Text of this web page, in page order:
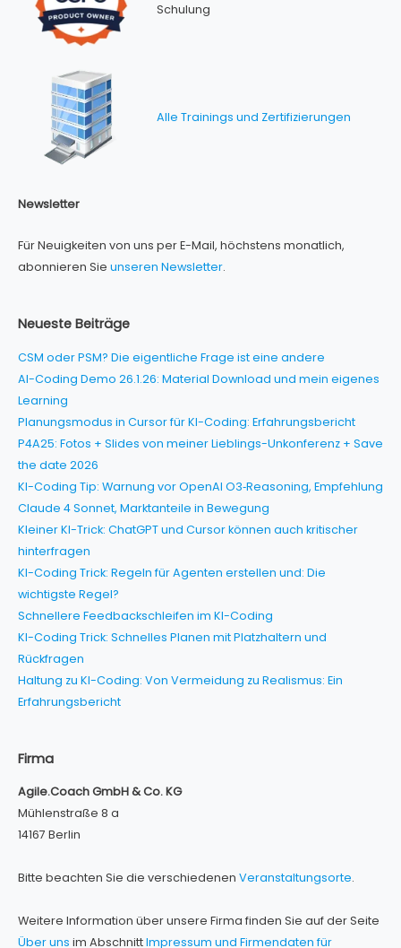
Schulung
Alle Trainings und Zertifizierungen
Newsletter
Für Neuigkeiten von uns per E-Mail, höchstens monatlich,
abonnieren Sie unseren Newsletter.
Neueste Beiträge
CSM oder PSM? Die eigentliche Frage ist eine andere
AI-Coding Demo 26.1.26: Material Download und mein eigenes
Learning
Planungsmodus in Cursor für KI-Coding: Erfahrungsbericht
P4A25: Fotos + Slides von meiner Lieblings-Unkonferenz + Save
the date 2026
KI-Coding Tip: Warnung vor OpenAI O3‑Reasoning, Empfehlung
Claude 4 Sonnet, Marktanteile in Bewegung
Kleiner KI-Trick: ChatGPT und Cursor können auch kritischer
hinterfragen
KI-Coding Trick: Regeln für Agenten erstellen und: Die
wichtigste Regel?
Schnellere Feedbackschleifen im KI-Coding
KI-Coding Trick: Schnelles Planen mit Platzhaltern und
Rückfragen
Haltung zu KI-Coding: Von Vermeidung zu Realismus: Ein
Erfahrungsbericht
Firma
Agile.Coach GmbH & Co. KG
Mühlenstraße 8 a
14167 Berlin
Bitte beachten Sie die verschiedenen Veranstaltungsorte.
Weitere Information über unsere Firma finden Sie auf der Seite
Über uns im AbschnittImpressum und Firmendaten für